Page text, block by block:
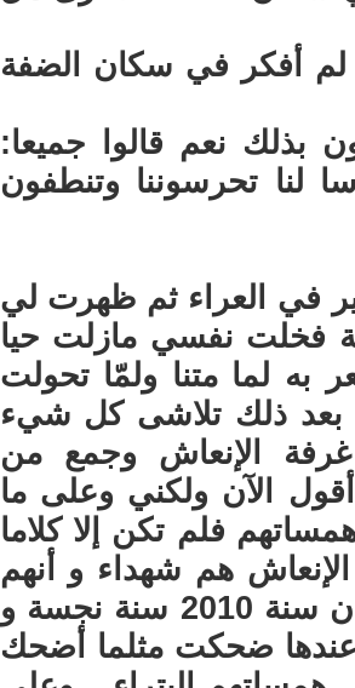
لم أفكر في سكان الضفة
بذلك نعم قالوا جميعا:
لنا تحرسوننا وتنطفون
في العراء ثم ظهرت لي
فخلت نفسي مازلت حيا
لما متنا ولمّا تحولت
بعد ذلك تلاشى كل شيء
الإنعاش وجمع من
الآن ولكني وعلى ما
فلم تكن إلا كلاما
هم شهداء و أنهم
أجبروا على أن لا يقولون الحقيقة و أن سنة 2010 سنة نجسة و
ضحكت مثلما أضحك